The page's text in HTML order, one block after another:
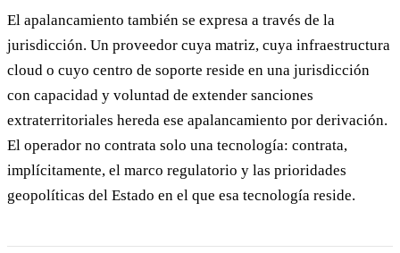
El apalancamiento también se expresa a través de la
jurisdicción. Un proveedor cuya matriz, cuya infraestructura
cloud o cuyo centro de soporte reside en una jurisdicción
con capacidad y voluntad de extender sanciones
extraterritoriales hereda ese apalancamiento por derivación.
El operador no contrata solo una tecnología: contrata,
implícitamente, el marco regulatorio y las prioridades
geopolíticas del Estado en el que esa tecnología reside.